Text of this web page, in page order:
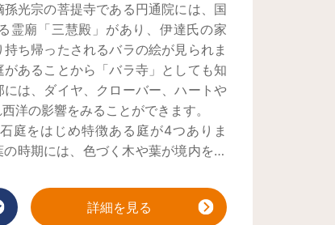
光宗の菩提寺である円通院には、国
霊廟「三慧殿」があり、伊達氏の家
ち帰ったされるバラの絵が見られま
あることから「バラ寺」としても知
は、ダイヤ、クローバー、ハートや
洋の影響をみることができます。
庭をはじめ特徴ある庭が4つありま
時期には、色づく木や葉が境内を彩
さ。境内には、美しい庭園を見なが
あります。
詳細を見る